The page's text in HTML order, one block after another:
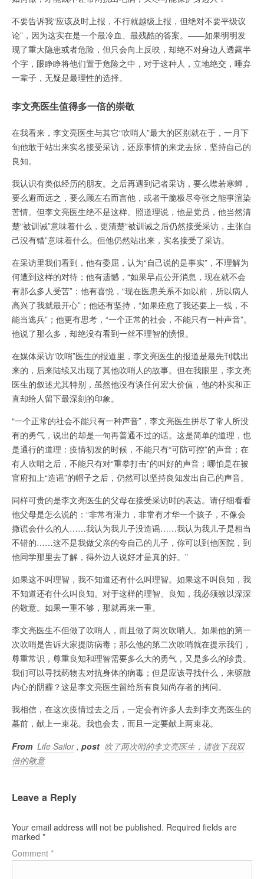
不要告诉我“应该及时上报，不行就越级上报，但绝对不要平级议
论”，因为这实在是一个最冷血、最残酷的答案。——如果明明发
现了重大隐患或者危险，但只会向上反映，却绝不对身边人透露半
个字，眼睁睁将他们置于危险之中，对于这种人，立地绝交，唾弃
一辈子，无疑是最理性的选择。
李文亮医生值得多一倍的崇敬
在我看来，李文亮医生与其它“吹哨人”最大的区别就在于，一月下
旬他敢于站出来实名接受采访，还原事情的来龙去脉，坚持自己的
良知。
我认识有类似经历的朋友。之后再遇到记者采访，要么噤若寒蝉，
要么避而远之，要么顾左右而言他，或者干脆极尽夸张之能事渲染
苦情。但李文亮医生绝不是这样。照道理说，他是党员，他当然清
楚“被训诫”意味着什么，更清楚“被训诫之后仍然接受采访，主张自
己没有错”意味着什么。但他仍然站出来，实名接受了采访。
在采访里我们看到，他有委屈，认为“自己说的是事实”，不理解为
何遭到这样的对待；他有遗憾，“如果早点公开消息，现在就不会
有那么多人受苦”；他有喜悦，“现在医患关系不如以前，所以病人
高兴了我就最开心”；他还有坚持，“如果痊愈了我还要上一线，不
能当逃兵”；他更有思考，“一个正常的社会，不能只有一种声音”。
他说了那么多，却绝没有看到一丝不理智的愤恨。
在媒体采访“吹哨”医生的报道里，李文亮医生的报道是最先刊载出
来的，后来陆续又出现了其他吹哨人的故事。但在我眼里，李文亮
医生的叙述尤其特别，虽然他没有谈任何宏大价值，他的朴实和正
直却给人留下最深刻的印象。
“一个正常的社会不能只有一种声音”，李文亮医生拼尽了常人所没
有的勇气，说出的却是一句再普通不过的话。这是简单的道理，也
是通行的道理：疫情初发的时候，不能只有“可防可控”的声音；在
有人吹哨之后，不能只有对“重拳打击”的叫好的声音；哪怕是在被
官府扣上“造谣”的帽子之后，仍然可以坚持良知发出自己的声音。
同样可贵的是李文亮医生的父母在接受采访时的表达。请仔细看看
他父母是怎么说的：“非常有潜力，非常有才华一个孩子，不像会
撒谎会什么的人……我认为我儿子没造谣……我认为我儿子是相当
不错的……这不是我做父亲的夸自己的儿子，你可以到他医院，到
他同学那里去了解，得外边人说好才是真的好。”
如果这不叫理智，我不知道还有什么叫理智。如果这不叫良知，我
不知道还有什么叫良知。对于这样的理智、良知，我必须致以深深
的敬意。如果一重不够，那就再来一重。
李文亮医生不但做了吹哨人，而且做了两次吹哨人。如果他的第一
次吹哨是告诉大家提防病毒；那么他的第二次吹哨就在提示我们，
尊重常识，尊重良知和理智需要多么大的勇气，又是多么的珍贵。
我们可以寻找药物去对抗身体的病毒；但是应该寻找什么，来驱散
内心的阴霾？这是李文亮医生留给所有良知尚存者的拷问。
我相信，在这次疫情过去之后，一定会有许多人去到李文亮医生的
墓前，献上一束花。我也会去，而且一定要献上两束花。
From Life Sailor , post 吹了两次哨的李文亮医生，请收下我双
倍的敬意
Leave a Reply
Your email address will not be published. Required fields are
marked *
Comment *